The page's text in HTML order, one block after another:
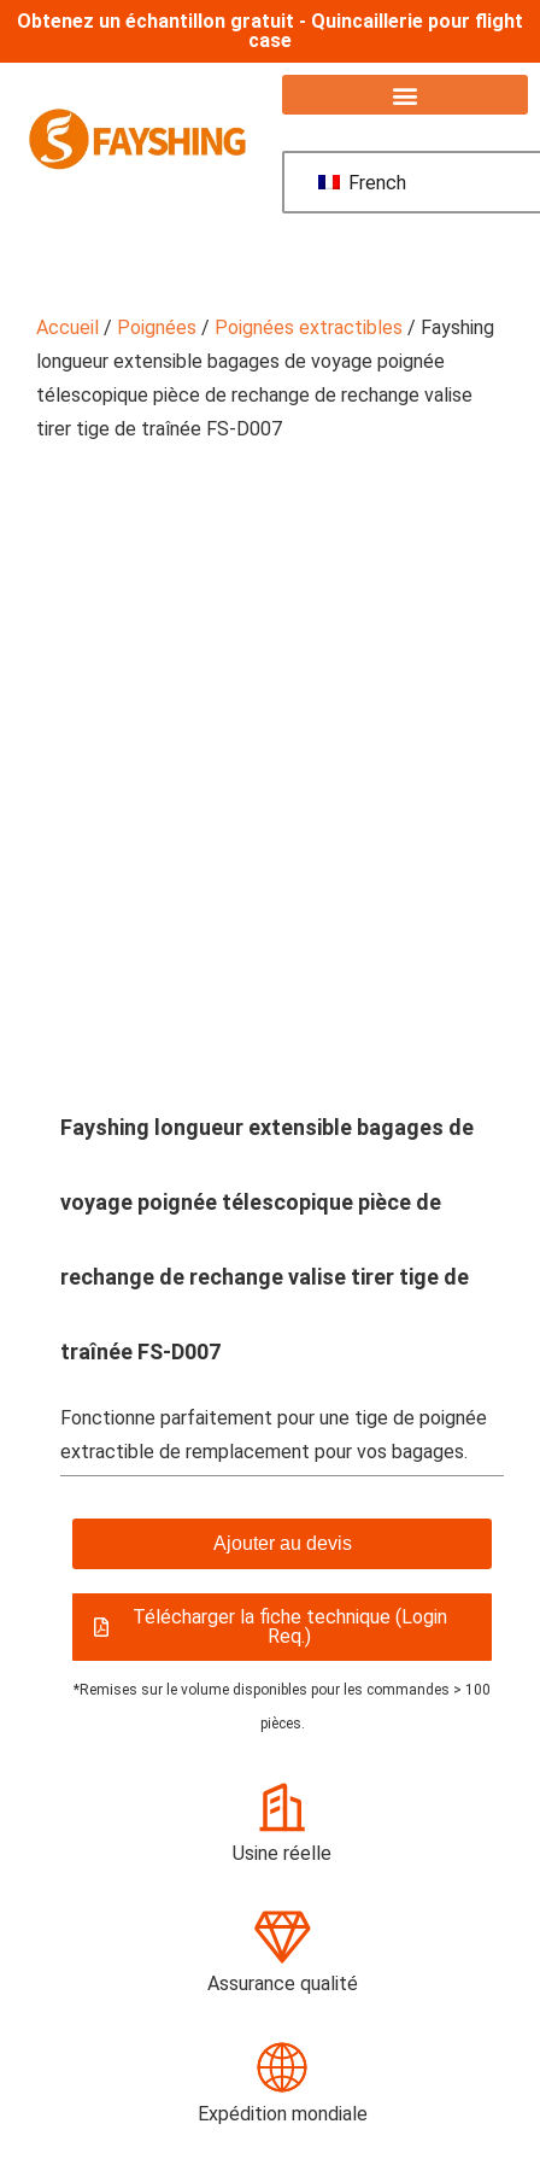
Obtenez un échantillon gratuit - Quincaillerie pour flight
case
French
Accueil / Poignées / Poignées extractibles / Fayshing
longueur extensible bagages de voyage poignée
télescopique pièce de rechange de rechange valise
tirer tige de traînée FS-D007
Fayshing longueur extensible bagages de
voyage poignée télescopique pièce de
rechange de rechange valise tirer tige de
traînée FS-D007
Fonctionne parfaitement pour une tige de poignée
extractible de remplacement pour vos bagages.
Ajouter au devis
Télécharger la fiche technique (Login
Req.)
*Remises sur le volume disponibles pour les commandes > 100
pièces.
Usine réelle
Assurance qualité
Expédition mondiale